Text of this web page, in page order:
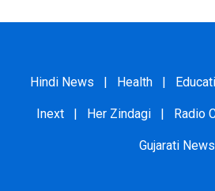
Hindi News | Health |
Inext | Her Zindagi | Radio
Gujarati News